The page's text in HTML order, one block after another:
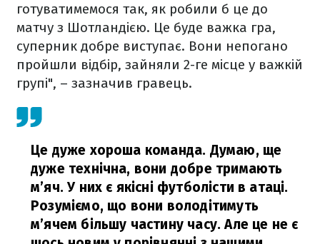
готуватимемося так, як робили б це до
матчу з Шотландією. Це буде важка гра,
суперник добре виступає. Вони непогано
пройшли відбір, зайняли 2-ге місце у важкій
групі", – зазначив гравець.
Це дуже хороша команда. Думаю, ще
дуже технічна, вони добре тримають
м’яч. У них є якісні футболісти в атаці.
Розуміємо, що вони володітимуть
м’ячем більшу частину часу. Але це не є